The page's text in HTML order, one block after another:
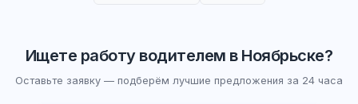
Ищете работу водителем в Ноябрьске?
Оставьте заявку — подберём лучшие предложения за 24 часа